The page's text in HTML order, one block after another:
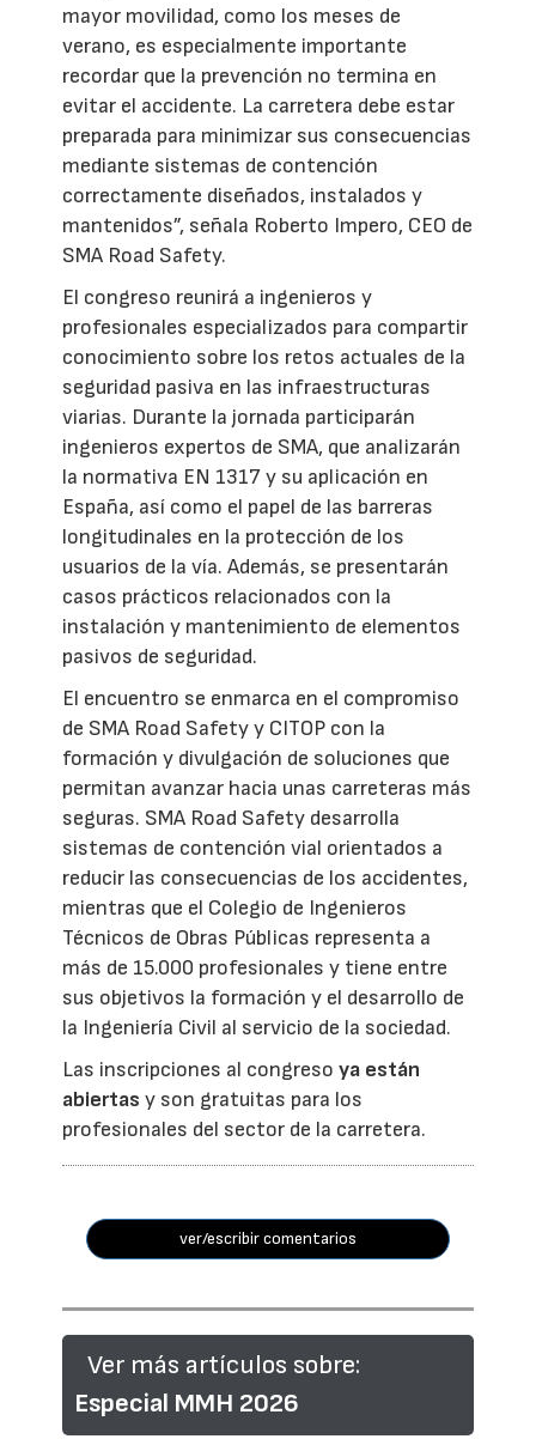
mayor movilidad, como los meses de
verano, es especialmente importante
recordar que la prevención no termina en
evitar el accidente. La carretera debe estar
preparada para minimizar sus consecuencias
mediante sistemas de contención
correctamente diseñados, instalados y
mantenidos”, señala Roberto Impero, CEO de
SMA Road Safety.
El congreso reunirá a ingenieros y
profesionales especializados para compartir
conocimiento sobre los retos actuales de la
seguridad pasiva en las infraestructuras
viarias. Durante la jornada participarán
ingenieros expertos de SMA, que analizarán
la normativa EN 1317 y su aplicación en
España, así como el papel de las barreras
longitudinales en la protección de los
usuarios de la vía. Además, se presentarán
casos prácticos relacionados con la
instalación y mantenimiento de elementos
pasivos de seguridad.
El encuentro se enmarca en el compromiso
de SMA Road Safety y CITOP con la
formación y divulgación de soluciones que
permitan avanzar hacia unas carreteras más
seguras. SMA Road Safety desarrolla
sistemas de contención vial orientados a
reducir las consecuencias de los accidentes,
mientras que el Colegio de Ingenieros
Técnicos de Obras Públicas representa a
más de 15.000 profesionales y tiene entre
sus objetivos la formación y el desarrollo de
la Ingeniería Civil al servicio de la sociedad.
Las inscripciones al congresoya están
abiertas y son gratuitas para los
profesionales del sector de la carretera.
ver/escribir comentarios
Ver más artículos sobre:
Especial MMH 2026